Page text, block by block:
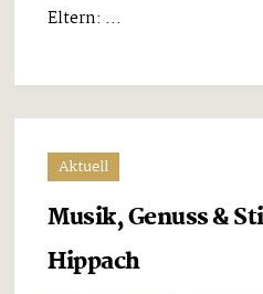
Eltern: ...
Aktuell
Musik, Genuss &
Hippach